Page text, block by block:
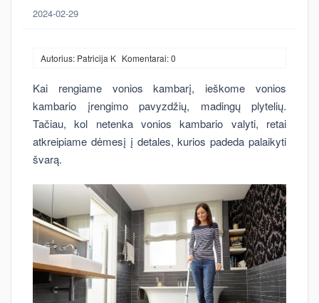
2024-02-29
Autorius: Patricija K Komentarai: 0
Kai rengiame vonios kambarį, ieškome vonios
kambario įrengimo pavyzdžių, madingų plytelių.
Tačiau, kol netenka vonios kambario valyti, retai
atkreipiame dėmesį į detales, kurios padeda palaikyti
švarą.